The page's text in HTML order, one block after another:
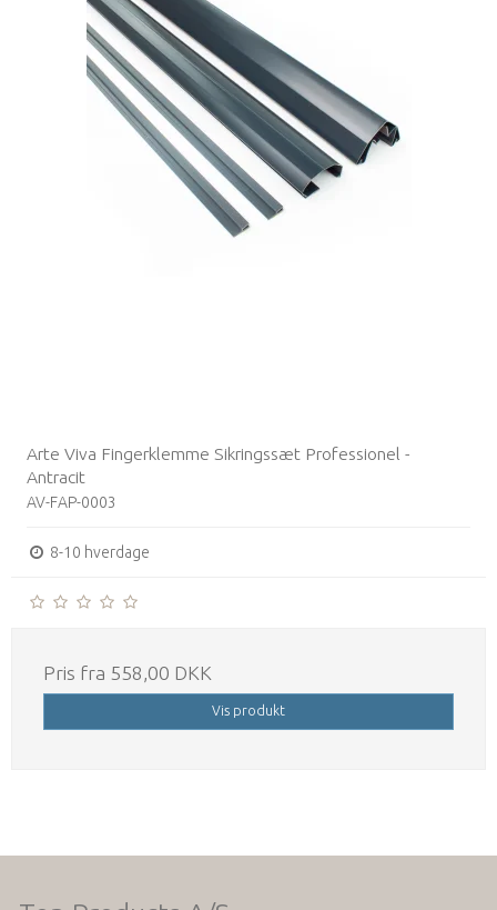
Arte Viva Fingerklemme Sikringssæt Professionel -
Antracit
AV-FAP-0003
8-10 hverdage
Pris fra 558,00 DKK
Vis produkt